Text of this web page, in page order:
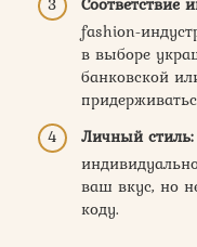
fashion-
в выборе
банковской
Личный стиль:
ваш вкус, но
коду.